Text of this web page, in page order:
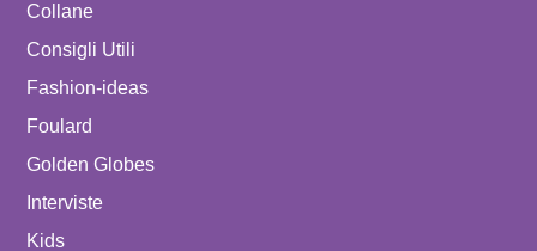
Collane
Consigli Utili
Fashion-ideas
Foulard
Golden Globes
Interviste
Kids